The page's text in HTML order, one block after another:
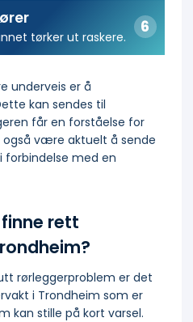
tørker ut raskere.
underveis er å
kan sendes til
får en forståelse for
være aktuelt å sende
forbindelse med en
rett
rørleggerproblem er det
i Trondheim som er
kan stille på kort varsel.